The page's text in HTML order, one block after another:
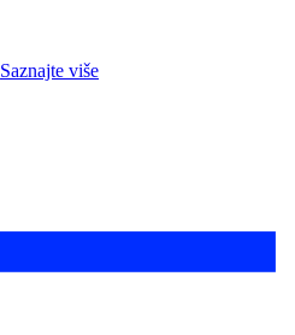
Saznajte više